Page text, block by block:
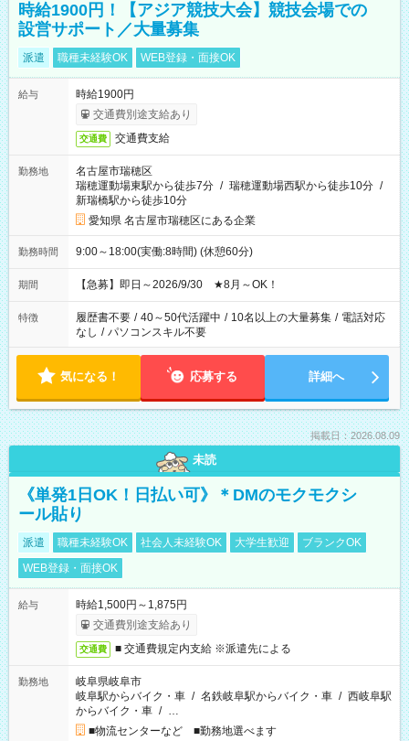
時給1900円！【アジア競技大会】競技会場での
設営サポート／大量募集
派遣 職種未経験OK WEB登録・面接OK
給与
時給1900円
交通費別途支給あり
交通費 交通費支給
勤務地
名古屋市瑞穂区
瑞穂運動場東駅から徒歩7分 / 瑞穂運動場西駅から徒歩10分 /
新瑞橋駅から徒歩10分
愛知県 名古屋市瑞穂区にある企業
勤務時間 9:00～18:00(実働:8時間) (休憩60分)
期間 【急募】即日～2026/9/30 ★8月～OK！
特徴 履歴書不要 / 40～50代活躍中 / 10名以上の大量募集 / 電話対応
なし / パソコンスキル不要
気になる！ 応募する 詳細へ
掲載日：2026.08.09
未読
《単発1日OK！日払い可》＊DMのモクモクシ
ール貼り
派遣 職種未経験OK 社会人未経験OK 大学生歓迎
ブランクOK
WEB登録・面接OK
給与
時給1,500円～1,875円
交通費別途支給あり
交通費 ■ 交通費規定内支給 ※派遣先による
勤務地
岐阜県岐阜市
岐阜駅からバイク・車 / 名鉄岐阜駅からバイク・車 / 西岐阜駅
からバイク・車 / …
■物流センターなど ■勤務地選べます